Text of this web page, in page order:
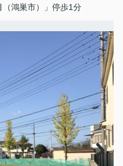
鴻巣市）」停歩1分